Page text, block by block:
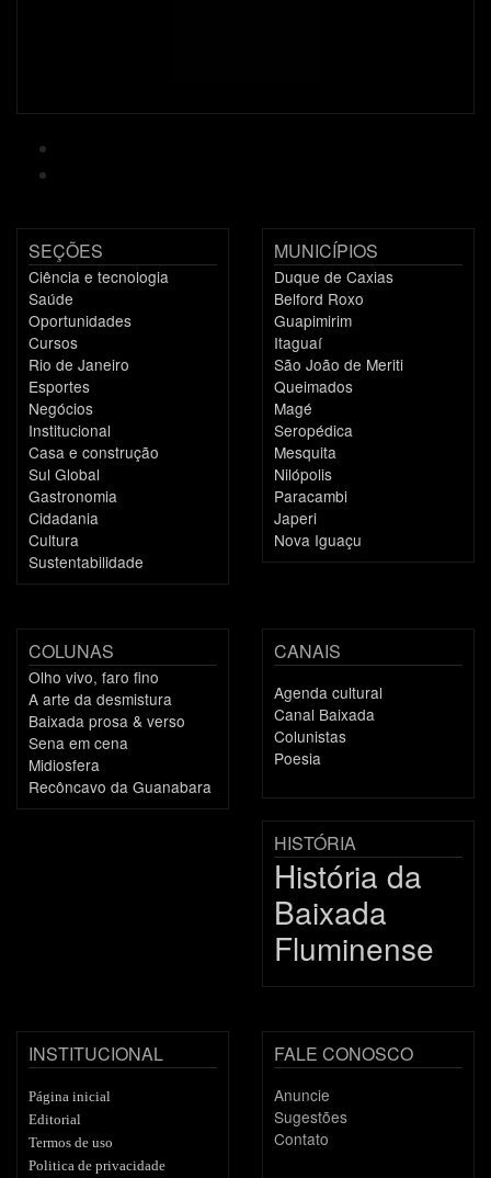
SEÇÕES
Ciência e tecnologia
Saúde
Oportunidades
Cursos
Rio de Janeiro
Esportes
Negócios
Institucional
Casa e construção
Sul Global
Gastronomia
Cidadania
Cultura
Sustentabilidade
MUNICÍPIOS
Duque de Caxias
Belford Roxo
Guapimirim
Itaguaí
São João de Meriti
Queimados
Magé
Seropédica
Mesquita
Nilópolis
Paracambi
Japeri
Nova Iguaçu
COLUNAS
Olho vivo, faro fino
A arte da desmistura
Baixada prosa & verso
Sena em cena
Midiosfera
Recôncavo da Guanabara
CANAIS
Agenda cultural
Canal Baixada
Colunistas
Poesia
HISTÓRIA
História da
Baixada
Fluminense
INSTITUCIONAL
Página inicial
Editorial
Termos de uso
Politica de privacidade
FALE CONOSCO
Anuncie
Sugestões
Contato